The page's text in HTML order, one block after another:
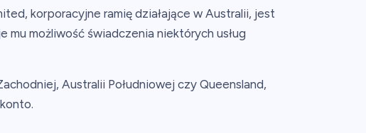
korporacyjne ramię działające w Australii, jest
możliwość świadczenia niektórych usług
Australii Południowej czy Queensland,